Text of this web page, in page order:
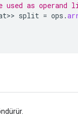
as
> split = ops .